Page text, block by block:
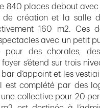
840 places debout
de création et la salle
160 m2. Ces
avec un petit
pour des chorales,
foyer s’étend sur trois
d’appoint et les
est complété par des
collective pour 20